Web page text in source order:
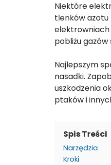
Niektóre
tlenków
elektrowniach
pobliżu
Najlepszym
nasadki.
uszkodzenia
ptaków i
Spis Treści
Narzędzia
Kroki